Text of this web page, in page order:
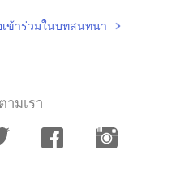
2020.01.02 23:19
เข้าร่วมในบทสนทนา
ามเรา